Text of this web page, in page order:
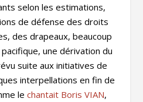
selon les estimations,
de défense des droits
des drapeaux, beaucoup
une dérivation du
suite aux initiatives de
interpellations en fin de
lechantait Boris VIAN,